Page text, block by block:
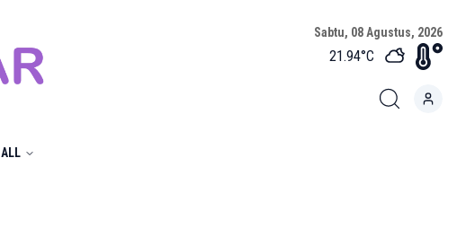
Sabtu, 08 Agustus, 2026
21.94°C
ALL